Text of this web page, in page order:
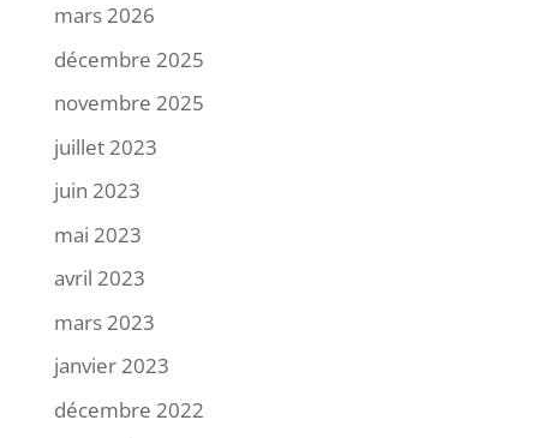
mars 2026
décembre 2025
novembre 2025
juillet 2023
juin 2023
mai 2023
avril 2023
mars 2023
janvier 2023
décembre 2022